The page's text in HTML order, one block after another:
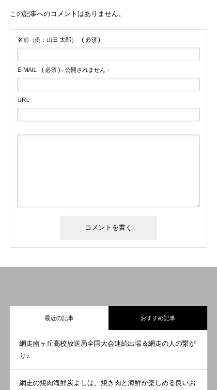
無料で登録したい企業様はこちら
メディア取材受付口はこちら
北海道最強のビジネス課題解決コミュニティ【北海道オ
ンラインアジト】
この記事へのコメントはありません。
名前（例：山田 太郎） ( 必須 )
E-MAIL ( 必須 ) - 公開されません -
URL
最近の記事 おすすめ記事
網走南ヶ丘高校放送局全国大会連続出場＆網走の人の繋が
り♪
網走の焼肉海鮮炭よしは、焼き肉と海鮮が楽しめる良いお